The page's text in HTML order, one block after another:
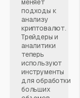
меняет
подходы к
анализу
криптовалют.
Трейдеры и
аналитики
теперь
используют
инструменты
для обработки
больших